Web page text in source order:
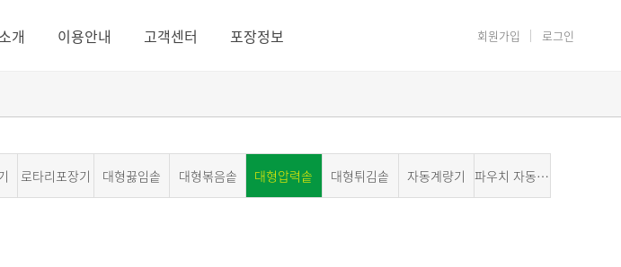
개 이용안내 고객센터 포장정보 회원가입 로그인
로타리포장기 대형끓임솥 대형볶음솥 대형압력솥 대형튀김솥 자동계량기 파우치 자동포장기계